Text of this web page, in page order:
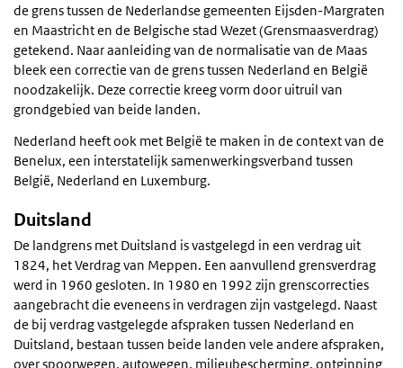
de grens tussen de Nederlandse gemeenten Eijsden-Margraten
en Maastricht en de Belgische stad Wezet (Grensmaasverdrag)
getekend. Naar aanleiding van de normalisatie van de Maas
bleek een correctie van de grens tussen Nederland en België
noodzakelijk. Deze correctie kreeg vorm door uitruil van
grondgebied van beide landen.
Nederland heeft ook met België te maken in de context van de
Benelux, een interstatelijk samenwerkingsverband tussen
België, Nederland en Luxemburg.
Duitsland
De landgrens met Duitsland is vastgelegd in een verdrag uit
1824, het Verdrag van Meppen. Een aanvullend grensverdrag
werd in 1960 gesloten. In 1980 en 1992 zijn grenscorrecties
aangebracht die eveneens in verdragen zijn vastgelegd. Naast
de bij verdrag vastgelegde afspraken tussen Nederland en
Duitsland, bestaan tussen beide landen vele andere afspraken,
over spoorwegen, autowegen, milieubescherming, ontginning